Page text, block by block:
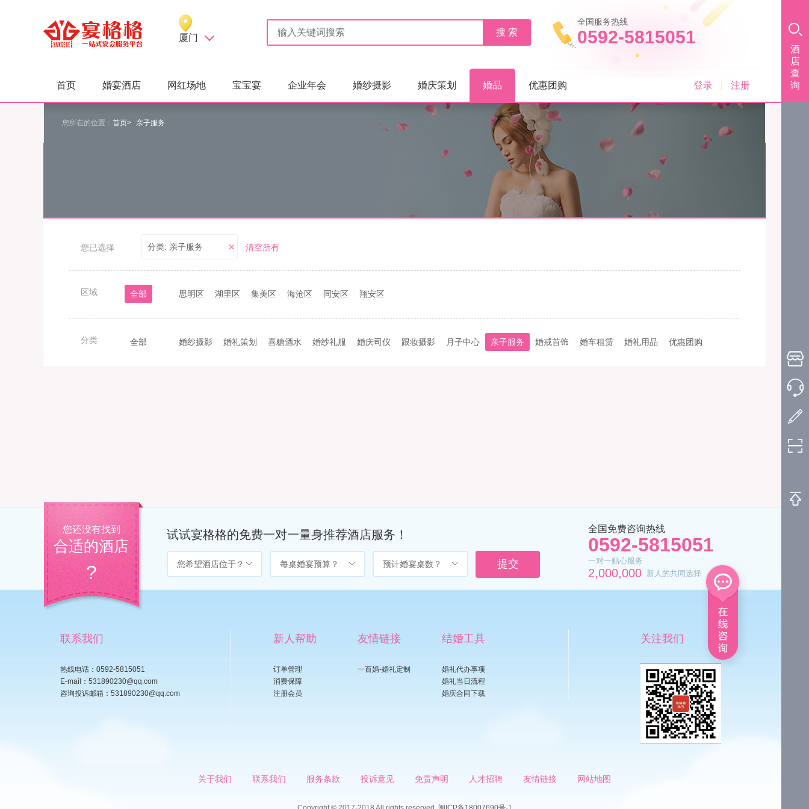
厦门
全国服务热线
0592-5815051
首页 婚宴酒店 网红场地 宝宝宴 企业年会 婚纱摄影 婚庆策划 婚品 优惠团购 登录 注册
您所在的位置： 首页> 亲子服务
您已选择 清空所有
分类: 亲子服务
区域 全部 思明区 湖里区 集美区 海沧区 同安区 翔安区
分类 全部 婚纱摄影 婚礼策划 喜糖酒水 婚纱礼服 婚庆司仪 跟妆摄影 月子中心 亲子服务 婚戒首饰 婚车租赁 婚礼用品 优惠团购
您还没有找到
合适的酒店
?
试试宴格格的免费一对一量身推荐酒店服务！
您希望酒店位于？ 每桌婚宴预算？ 预计婚宴桌数？
全国免费咨询热线
0592-5815051
一对一贴心服务
2,000,000 新人的共同选择
联系我们
热线电话：0592-5815051
E-mail：531890230@qq.com
咨询投诉邮箱：531890230@qq.com
新人帮助
订单管理
消费保障
注册会员
友情链接
一百婚-婚礼定制
结婚工具
婚礼代办事项
婚礼当日流程
婚庆合同下载
关注我们
关于我们 联系我们 服务条款 投诉意见 免责声明 人才招聘 友情链接 网站地图
酒
店
查
询